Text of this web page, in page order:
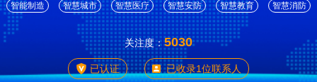
智能制造
智慧城市 智慧医疗 智慧安防 智慧教育 智慧消防
关注度：5030
已认证 已收录1位联系人